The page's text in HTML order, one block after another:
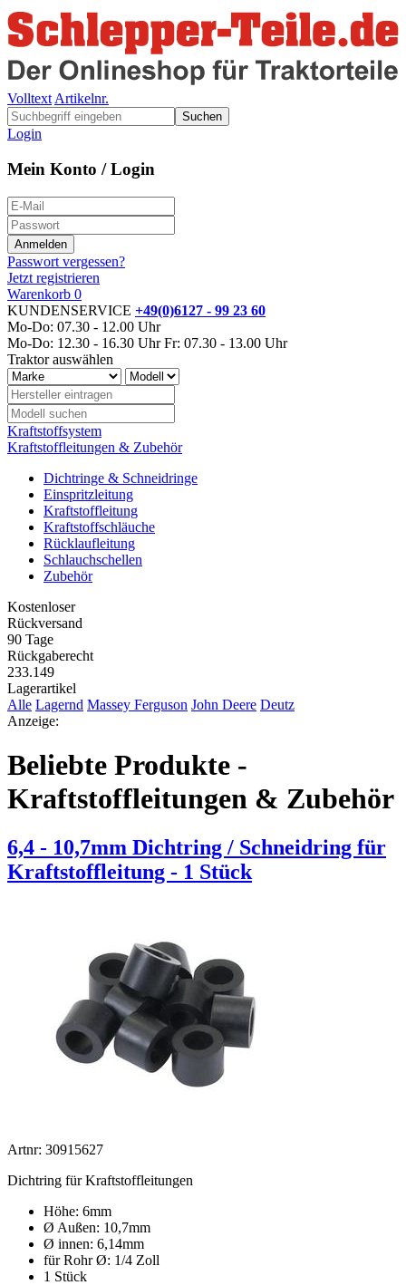
Volltext Artikelnr.
Suchen
Login
Mein Konto / Login
Passwort vergessen?
Jetzt registrieren
Warenkorb 0
KUNDENSERVICE +49(0)6127 - 99 23 60
Mo-Do: 07.30 - 12.00 Uhr
Mo-Do: 12.30 - 16.30 Uhr Fr: 07.30 - 13.00 Uhr
Traktor auswählen
Kraftstoffsystem
Kraftstoffleitungen & Zubehör
Dichtringe & Schneidringe
Einspritzleitung
Kraftstoffleitung
Kraftstoffschläuche
Rücklaufleitung
Schlauchschellen
Zubehör
Kostenloser
Rückversand
90 Tage
Rückgaberecht
233.149
Lagerartikel
Alle Lagernd Massey Ferguson John Deere Deutz
Anzeige:
Beliebte Produkte -
Kraftstoffleitungen & Zubehör
6,4 - 10,7mm Dichtring / Schneidring für
Kraftstoffleitung - 1 Stück
Artnr: 30915627
Dichtring für Kraftstoffleitungen
Höhe: 6mm
Ø Außen: 10,7mm
Ø innen: 6,14mm
für Rohr Ø: 1/4 Zoll
1 Stück